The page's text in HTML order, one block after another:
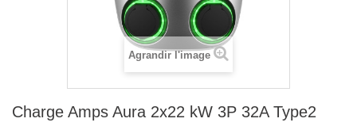
Agrandir l'image
Charge Amps Aura 2x22 kW 3P 32A Type2